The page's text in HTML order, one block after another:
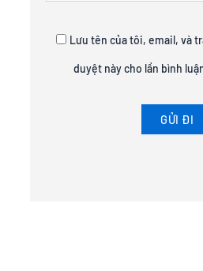
Lưu tên của tôi, email, và
duyệt này cho lần bình